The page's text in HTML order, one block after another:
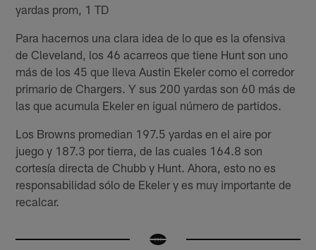
yardas prom, 1 TD
Para hacernos una clara idea de lo que es la ofensiva
de Cleveland, los 46 acarreos que tiene Hunt son uno
más de los 45 que lleva Austin Ekeler como el corredor
primario de Chargers. Y sus 200 yardas son 60 más de
las que acumula Ekeler en igual número de partidos.
Los Browns promedian 197.5 yardas en el aire por
juego y 187.3 por tierra, de las cuales 164.8 son
cortesía directa de Chubb y Hunt. Ahora, esto no es
responsabilidad sólo de Ekeler y es muy importante de
recalcar.